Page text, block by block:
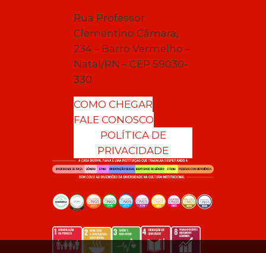
Rua Professor
Clementino Câmara,
234 – Barro Vermelho –
Natal/RN – CEP 59030-
330
COMO CHEGAR
FALE CONOSCO
POLÍTICA DE
PRIVACIDADE